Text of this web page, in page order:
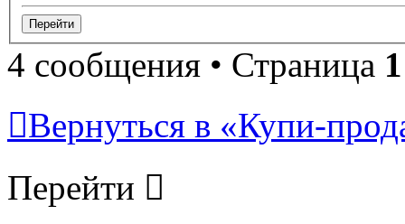
4 сообщения • Страница 1
Вернуться в «Купи-
Перейти